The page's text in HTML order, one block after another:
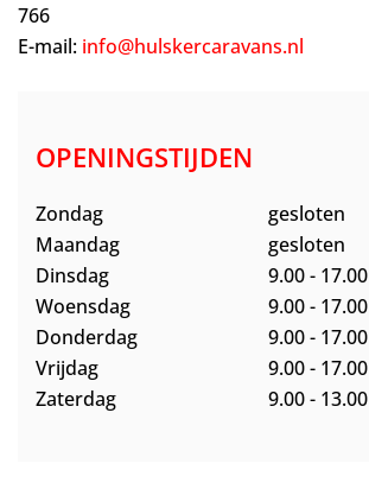
766
E-mail: info@hulskercaravans.nl
OPENINGSTIJDEN
Zondag
Maandag
Dinsdag
Woensdag
Donderdag
Vrijdag
Zaterdag
gesloten
gesloten
9.00 - 17.00
9.00 - 17.00
9.00 - 17.00
9.00 - 17.00
9.00 - 13.00